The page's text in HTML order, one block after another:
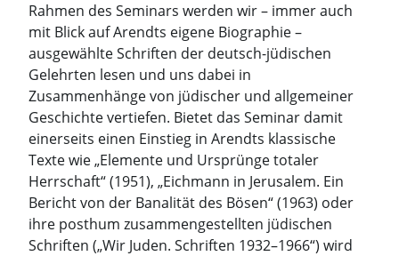
Rahmen des Seminars werden wir – immer auch
mit Blick auf Arendts eigene Biographie –
ausgewählte Schriften der deutsch-jüdischen
Gelehrten lesen und uns dabei in
Zusammenhänge von jüdischer und allgemeiner
Geschichte vertiefen. Bietet das Seminar damit
einerseits einen Einstieg in Arendts klassische
Texte wie „Elemente und Ursprünge totaler
Herrschaft“ (1951), „Eichmann in Jerusalem. Ein
Bericht von der Banalität des Bösen“ (1963) oder
ihre posthum zusammengestellten jüdischen
Schriften („Wir Juden. Schriften 1932–1966“) wird